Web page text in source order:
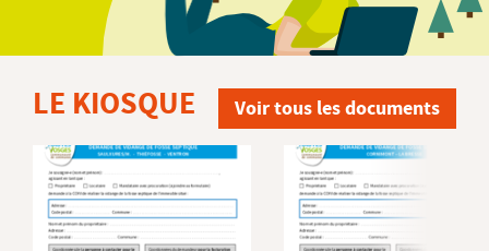
LE KIOSQUE Voir tous les documents